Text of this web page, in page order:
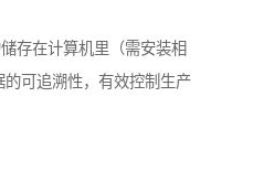
存在计算机里（需安装相
可追溯性，有效控制生产